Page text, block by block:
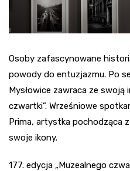
Osoby zafascynowane
powody do entuzjazmu. Po
Mysłowice zawraca ze swoją
czwartki”. Wrześniowe
Prima, artystka pochodząca
swoje ikony.
177. edycja „Muzealnego